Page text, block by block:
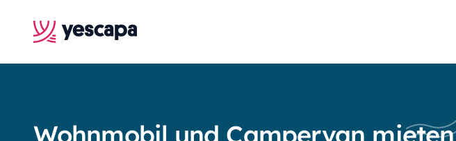
Wohnmobil und Campervan mieten